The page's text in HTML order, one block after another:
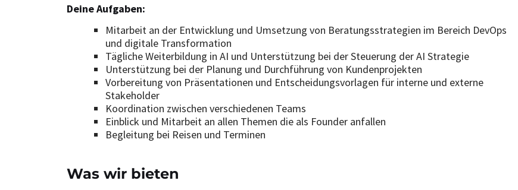
Deine Aufgaben:
Mitarbeit an der Entwicklung und Umsetzung von Beratungsstrategien im Bereich DevOps
und digitale Transformation
Tägliche Weiterbildung in AI und Unterstützung bei der Steuerung der AI Strategie
Unterstützung bei der Planung und Durchführung von Kundenprojekten
Vorbereitung von Präsentationen und Entscheidungsvorlagen für interne und externe
Stakeholder
Koordination zwischen verschiedenen Teams
Einblick und Mitarbeit an allen Themen die als Founder anfallen
Begleitung bei Reisen und Terminen
Was wir bieten